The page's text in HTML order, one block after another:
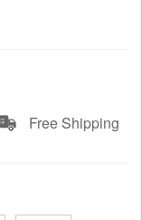
Free Shipping